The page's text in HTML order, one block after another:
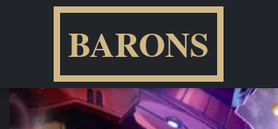
BARONS